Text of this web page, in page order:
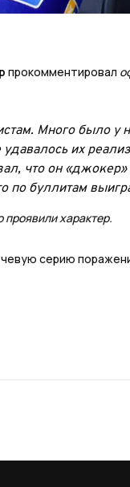
прокомментировал
Много было у
их
что он
буллитам
характер.
серию